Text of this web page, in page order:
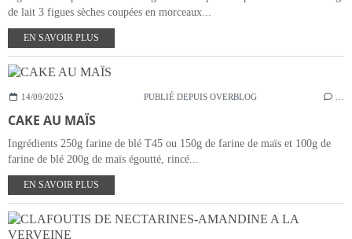
de lait 3 figues sèches coupées en morceaux...
EN SAVOIR PLUS
14/09/2025 PUBLIÉ DEPUIS OVERBLOG
CAKE AU MAÏS
Ingrédients 250g farine de blé T45 ou 150g de farine de maïs et 100g de
farine de blé 200g de maïs égoutté, rincé...
EN SAVOIR PLUS